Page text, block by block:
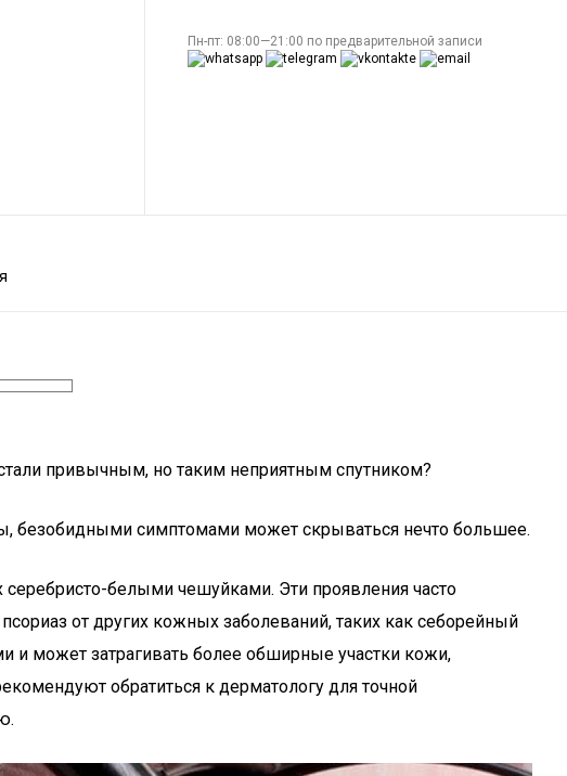
Пн-пт: 08:00—21:00 по предварительной записи
привычным, но таким неприятным спутником?
безобидными симптомами может скрываться нечто большее.
белыми чешуйками. Эти проявления часто
от других кожных заболеваний, таких как себорейный
и может затрагивать более обширные участки кожи,
обратиться к дерматологу для точной